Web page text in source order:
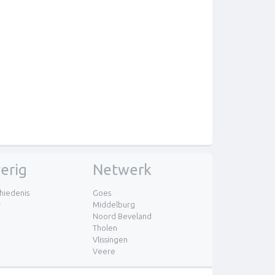
Netwerk
Goes
Middelburg
Noord Beveland
Tholen
Vlissingen
Veere